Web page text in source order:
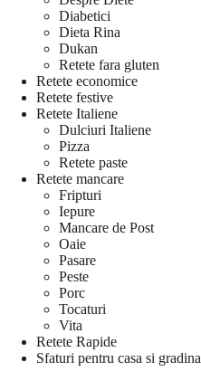
Diabetici
Dieta Rina
Dukan
Retete fara gluten
Retete economice
Retete festive
Retete Italiene
Dulciuri Italiene
Pizza
Retete paste
Retete mancare
Fripturi
Iepure
Mancare de Post
Oaie
Pasare
Peste
Porc
Tocaturi
Vita
Retete Rapide
Sfaturi pentru casa si gradina